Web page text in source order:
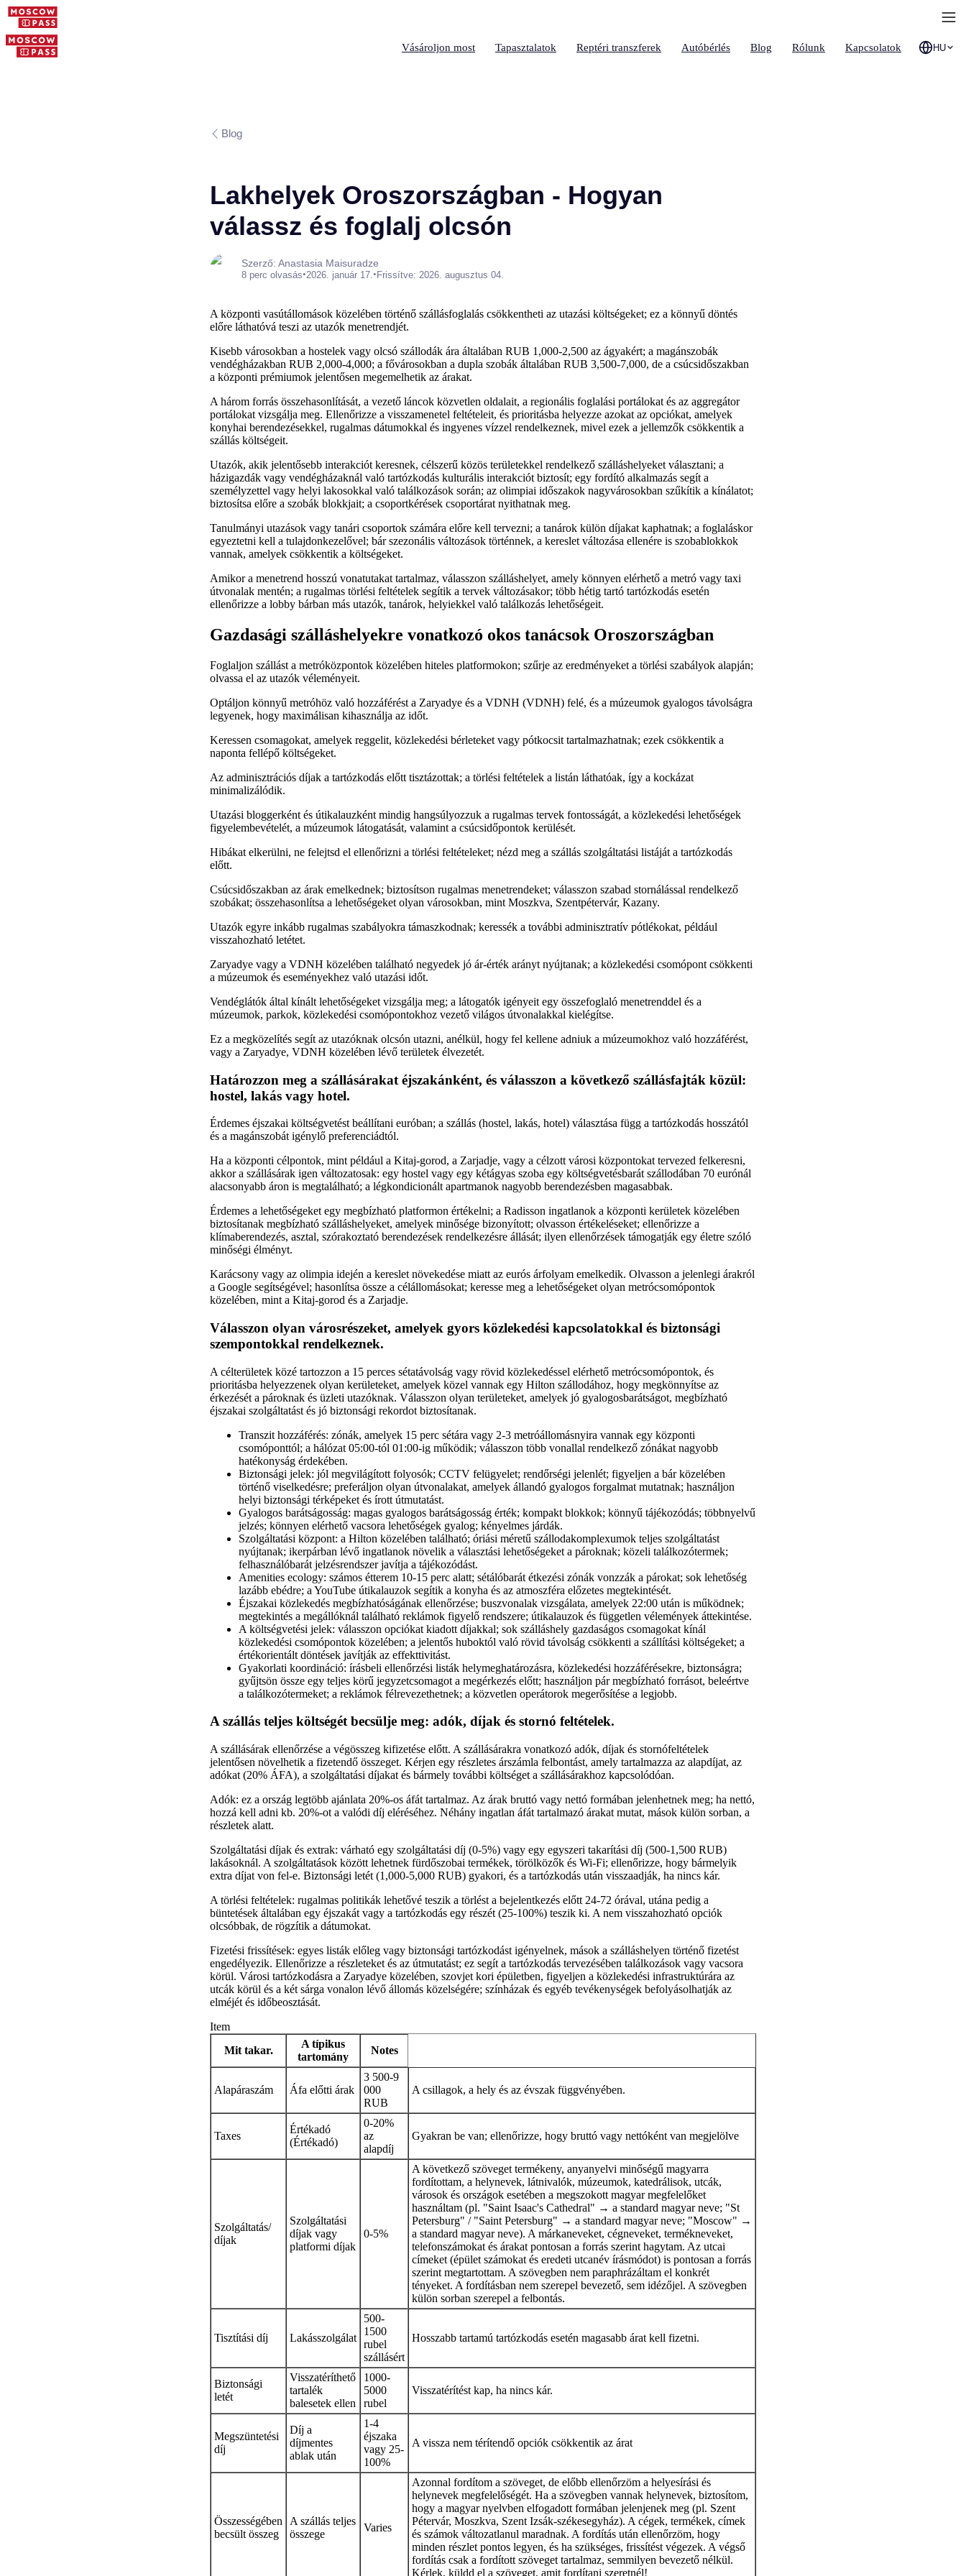
Vásároljon most Tapasztalatok Reptéri transzferek Autóbérlés Blog Rólunk Kapcsolatok HU
Blog
Lakhelyek Oroszországban - Hogyan
válassz és foglalj olcsón
Szerző: Anastasia Maisuradze
8 perc olvasás•2026. január 17. •Frissítve: 2026. augusztus 04.
A központi vasútállomások közelében történő szállásfoglalás csökkentheti az utazási költségeket; ez a könnyű döntés
előre láthatóvá teszi az utazók menetrendjét.
Kisebb városokban a hostelek vagy olcsó szállodák ára általában RUB 1,000-2,500 az ágyakért; a magánszobák
vendégházakban RUB 2,000-4,000; a fővárosokban a dupla szobák általában RUB 3,500-7,000, de a csúcsidőszakban
a központi prémiumok jelentősen megemelhetik az árakat.
A három forrás összehasonlítását, a vezető láncok közvetlen oldalait, a regionális foglalási portálokat és az aggregátor
portálokat vizsgálja meg. Ellenőrizze a visszamenetel feltételeit, és prioritásba helyezze azokat az opciókat, amelyek
konyhai berendezésekkel, rugalmas dátumokkal és ingyenes vízzel rendelkeznek, mivel ezek a jellemzők csökkentik a
szállás költségeit.
Utazók, akik jelentősebb interakciót keresnek, célszerű közös területekkel rendelkező szálláshelyeket választani; a
házigazdák vagy vendégházaknál való tartózkodás kulturális interakciót biztosít; egy fordító alkalmazás segít a
személyzettel vagy helyi lakosokkal való találkozások során; az olimpiai időszakok nagyvárosokban szűkítik a kínálatot;
biztosítsa előre a szobák blokkjait; a csoportkérések csoportárat nyithatnak meg.
Tanulmányi utazások vagy tanári csoportok számára előre kell tervezni; a tanárok külön díjakat kaphatnak; a foglaláskor
egyeztetni kell a tulajdonkezelővel; bár szezonális változások történnek, a kereslet változása ellenére is szobablokkok
vannak, amelyek csökkentik a költségeket.
Amikor a menetrend hosszú vonatutakat tartalmaz, válasszon szálláshelyet, amely könnyen elérhető a metró vagy taxi
útvonalak mentén; a rugalmas törlési feltételek segítik a tervek változásakor; több hétig tartó tartózkodás esetén
ellenőrizze a lobby bárban más utazók, tanárok, helyiekkel való találkozás lehetőségeit.
Gazdasági szálláshelyekre vonatkozó okos tanácsok Oroszországban
Foglaljon szállást a metróközpontok közelében hiteles platformokon; szűrje az eredményeket a törlési szabályok alapján;
olvassa el az utazók véleményeit.
Optáljon könnyű metróhöz való hozzáférést a Zaryadye és a VDNH (VDNH) felé, és a múzeumok gyalogos távolságra
legyenek, hogy maximálisan kihasználja az időt.
Keressen csomagokat, amelyek reggelit, közlekedési bérleteket vagy pótkocsit tartalmazhatnak; ezek csökkentik a
naponta fellépő költségeket.
Az adminisztrációs díjak a tartózkodás előtt tisztázottak; a törlési feltételek a listán láthatóak, így a kockázat
minimalizálódik.
Utazási bloggerként és útikalauzként mindig hangsúlyozzuk a rugalmas tervek fontosságát, a közlekedési lehetőségek
figyelembevételét, a múzeumok látogatását, valamint a csúcsidőpontok kerülését.
Hibákat elkerülni, ne felejtsd el ellenőrizni a törlési feltételeket; nézd meg a szállás szolgáltatási listáját a tartózkodás
előtt.
Csúcsidőszakban az árak emelkednek; biztosítson rugalmas menetrendeket; válasszon szabad stornálással rendelkező
szobákat; összehasonlítsa a lehetőségeket olyan városokban, mint Moszkva, Szentpétervár, Kazany.
Utazók egyre inkább rugalmas szabályokra támaszkodnak; keressék a további adminisztratív pótlékokat, például
visszahozható letétet.
Zaryadye vagy a VDNH közelében található negyedek jó ár-érték arányt nyújtanak; a közlekedési csomópont csökkenti
a múzeumok és eseményekhez való utazási időt.
Vendéglátók által kínált lehetőségeket vizsgálja meg; a látogatók igényeit egy összefoglaló menetrenddel és a
múzeumok, parkok, közlekedési csomópontokhoz vezető világos útvonalakkal kielégítse.
Ez a megközelítés segít az utazóknak olcsón utazni, anélkül, hogy fel kellene adniuk a múzeumokhoz való hozzáférést,
vagy a Zaryadye, VDNH közelében lévő területek élvezetét.
Határozzon meg a szállásárakat éjszakánként, és válasszon a következő szállásfajták közül:
hostel, lakás vagy hotel.
Érdemes éjszakai költségvetést beállítani euróban; a szállás (hostel, lakás, hotel) választása függ a tartózkodás hosszától
és a magánszobát igénylő preferenciádtól.
Ha a központi célpontok, mint például a Kitaj-gorod, a Zarjadje, vagy a célzott városi központokat tervezed felkeresni,
akkor a szállásárak igen változatosak: egy hostel vagy egy kétágyas szoba egy költségvetésbarát szállodában 70 eurónál
alacsonyabb áron is megtalálható; a légkondicionált apartmanok nagyobb berendezésben magasabbak.
Érdemes a lehetőségeket egy megbízható platformon értékelni; a Radisson ingatlanok a központi kerületek közelében
biztosítanak megbízható szálláshelyeket, amelyek minősége bizonyított; olvasson értékeléseket; ellenőrizze a
klímaberendezés, asztal, szórakoztató berendezések rendelkezésre állását; ilyen ellenőrzések támogatják egy életre szóló
minőségi élményt.
Karácsony vagy az olimpia idején a kereslet növekedése miatt az eurós árfolyam emelkedik. Olvasson a jelenlegi árakról
a Google segítségével; hasonlítsa össze a célállomásokat; keresse meg a lehetőségeket olyan metrócsomópontok
közelében, mint a Kitaj-gorod és a Zarjadje.
Válasszon olyan városrészeket, amelyek gyors közlekedési kapcsolatokkal és biztonsági
szempontokkal rendelkeznek.
A célterületek közé tartozzon a 15 perces sétatávolság vagy rövid közlekedéssel elérhető metrócsomópontok, és
prioritásba helyezzenek olyan kerületeket, amelyek közel vannak egy Hilton szállodához, hogy megkönnyítse az
érkezését a pároknak és üzleti utazóknak. Válasszon olyan területeket, amelyek jó gyalogosbarátságot, megbízható
éjszakai szolgáltatást és jó biztonsági rekordot biztosítanak.
Transzit hozzáférés: zónák, amelyek 15 perc sétára vagy 2-3 metróállomásnyira vannak egy központi
csomóponttól; a hálózat 05:00-tól 01:00-ig működik; válasszon több vonallal rendelkező zónákat nagyobb
hatékonyság érdekében.
Biztonsági jelek: jól megvilágított folyosók; CCTV felügyelet; rendőrségi jelenlét; figyeljen a bár közelében
történő viselkedésre; preferáljon olyan útvonalakat, amelyek állandó gyalogos forgalmat mutatnak; használjon
helyi biztonsági térképeket és írott útmutatást.
Gyalogos barátságosság: magas gyalogos barátságosság érték; kompakt blokkok; könnyű tájékozódás; többnyelvű
jelzés; könnyen elérhető vacsora lehetőségek gyalog; kényelmes járdák.
Szolgáltatási központ: a Hilton közelében található; óriási méretű szállodakomplexumok teljes szolgáltatást
nyújtanak; ikerpárban lévő ingatlanok növelik a választási lehetőségeket a pároknak; közeli találkozótermek;
felhasználóbarát jelzésrendszer javítja a tájékozódást.
Amenities ecology: számos étterem 10-15 perc alatt; sétálóbarát étkezési zónák vonzzák a párokat; sok lehetőség
lazább ebédre; a YouTube útikalauzok segítik a konyha és az atmoszféra előzetes megtekintését.
Éjszakai közlekedés megbízhatóságának ellenőrzése; buszvonalak vizsgálata, amelyek 22:00 után is működnek;
megtekintés a megállóknál található reklámok figyelő rendszere; útikalauzok és független vélemények áttekintése.
A költségvetési jelek: válasszon opciókat kiadott díjakkal; sok szálláshely gazdaságos csomagokat kínál
közlekedési csomópontok közelében; a jelentős huboktól való rövid távolság csökkenti a szállítási költségeket; a
értékorientált döntések javítják az effekttivitást.
Gyakorlati koordináció: írásbeli ellenőrzési listák helymeghatározásra, közlekedési hozzáférésekre, biztonságra;
gyűjtsön össze egy teljes körű jegyzetcsomagot a megérkezés előtt; használjon pár megbízható forrásot, beleértve
a találkozótermeket; a reklámok félrevezethetnek; a közvetlen operátorok megerősítése a legjobb.
A szállás teljes költségét becsülje meg: adók, díjak és stornó feltételek.
A szállásárak ellenőrzése a végösszeg kifizetése előtt. A szállásárakra vonatkozó adók, díjak és stornófeltételek
jelentősen növelhetik a fizetendő összeget. Kérjen egy részletes árszámla felbontást, amely tartalmazza az alapdíjat, az
adókat (20% ÁFA), a szolgáltatási díjakat és bármely további költséget a szállásárakhoz kapcsolódóan.
Adók: ez a ország legtöbb ajánlata 20%-os áfát tartalmaz. Az árak bruttó vagy nettó formában jelenhetnek meg; ha nettó,
hozzá kell adni kb. 20%-ot a valódi díj eléréséhez. Néhány ingatlan áfát tartalmazó árakat mutat, mások külön sorban, a
részletek alatt.
Szolgáltatási díjak és extrak: várható egy szolgáltatási díj (0-5%) vagy egy egyszeri takarítási díj (500-1,500 RUB)
lakásoknál. A szolgáltatások között lehetnek fürdőszobai termékek, törölközők és Wi-Fi; ellenőrizze, hogy bármelyik
extra díjat von fel-e. Biztonsági letét (1,000-5,000 RUB) gyakori, és a tartózkodás után visszaadják, ha nincs kár.
A törlési feltételek: rugalmas politikák lehetővé teszik a törlést a bejelentkezés előtt 24-72 órával, utána pedig a
büntetések általában egy éjszakát vagy a tartózkodás egy részét (25-100%) teszik ki. A nem visszahozható opciók
olcsóbbak, de rögzítik a dátumokat.
Fizetési frissítések: egyes listák előleg vagy biztonsági tartózkodást igényelnek, mások a szálláshelyen történő fizetést
engedélyezik. Ellenőrizze a részleteket és az útmutatást; ez segít a tartózkodás tervezésében találkozások vagy vacsora
körül. Városi tartózkodásra a Zaryadye közelében, szovjet kori épületben, figyeljen a közlekedési infrastruktúrára az
utcák körül és a két sárga vonalon lévő állomás közelségére; színházak és egyéb tevékenységek befolyásolhatják az
elméjét és időbeosztását.
Item
Mit takar.
A típikus
tartomány
Notes
Alapáraszám Áfa előtti árak
3 500-9
000
RUB
A csillagok, a hely és az évszak függvényében.
Taxes
Értékadó
(Értékadó)
0-20%
az
alapdíj
Gyakran be van; ellenőrizze, hogy bruttó vagy nettóként van megjelölve
Szolgáltatás/
díjak
Szolgáltatási
díjak vagy
platformi díjak
0-5%
A következő szöveget termékeny, anyanyelvi minőségű magyarra
fordítottam, a helynevek, látnivalók, múzeumok, katedrálisok, utcák,
városok és országok esetében a megszokott magyar megfelelőket
használtam (pl. "Saint Isaac's Cathedral" → a standard magyar neve; "St
Petersburg" / "Saint Petersburg" → a standard magyar neve; "Moscow" →
a standard magyar neve). A márkaneveket, cégneveket, termékneveket,
telefonszámokat és árakat pontosan a forrás szerint hagytam. Az utcai
címeket (épület számokat és eredeti utcanév írásmódot) is pontosan a forrás
szerint megtartottam. A szövegben nem paraphrázáltam el konkrét
tényeket. A fordításban nem szerepel bevezető, sem idézőjel. A szövegben
külön sorban szerepel a felbontás.
Tisztítási díj Lakásszolgálat
500-
1500
rubel
szállásért
Hosszabb tartamú tartózkodás esetén magasabb árat kell fizetni.
Biztonsági
letét
Visszatéríthető
tartalék
balesetek ellen
1000-
5000
rubel
Visszatérítést kap, ha nincs kár.
Megszüntetési
díj
Díj a
díjmentes
ablak után
1-4
éjszaka
vagy 25-
100%
A vissza nem térítendő opciók csökkentik az árat
Összességében
becsült összeg
A szállás teljes
összege
Varies
Azonnal fordítom a szöveget, de előbb ellenőrzöm a helyesírási és
helynevek megfelelőségét. Ha a szövegben vannak helynevek, biztosítom,
hogy a magyar nyelvben elfogadott formában jelenjenek meg (pl. Szent
Pétervár, Moszkva, Szent Izsák-székesegyház). A cégek, termékek, címek
és számok változatlanul maradnak. A fordítás után ellenőrzöm, hogy
minden részlet pontos legyen, és ha szükséges, frissítést végezek. A végső
fordítás csak a fordított szöveget tartalmaz, semmilyen bevezető nélkül.
Kérlek, küldd el a szöveget, amit fordítani szeretnél!